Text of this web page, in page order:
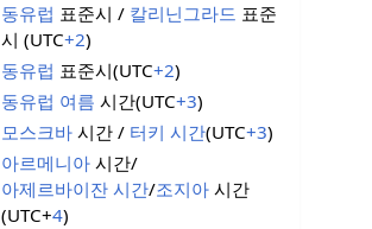
동유럽 표준시 / 칼리닌그라드 표준
시 (UTC+2)
동유럽 표준시(UTC+2)
동유럽 여름 시간(UTC+3)
모스크바 시간 / 터키 시간(UTC+3)
아르메니아 시간/
아제르바이잔 시간/조지아 시간
(UTC+4)